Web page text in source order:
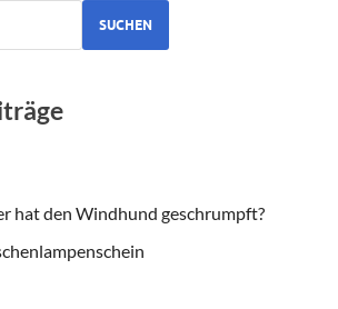
SUCHEN
hat den Windhund geschrumpft?